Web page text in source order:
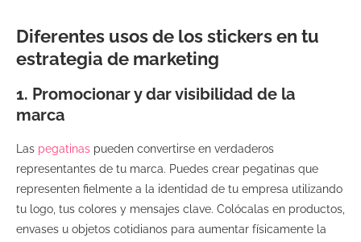
Diferentes usos de los stickers en tu
estrategia de marketing
1. Promocionar y dar visibilidad de la
marca
Las pegatinas pueden convertirse en verdaderos
representantes de tu marca. Puedes crear pegatinas que
representen fielmente a la identidad de tu empresa utilizando
tu logo, tus colores y mensajes clave. Colócalas en productos,
envases u objetos cotidianos para aumentar físicamente la